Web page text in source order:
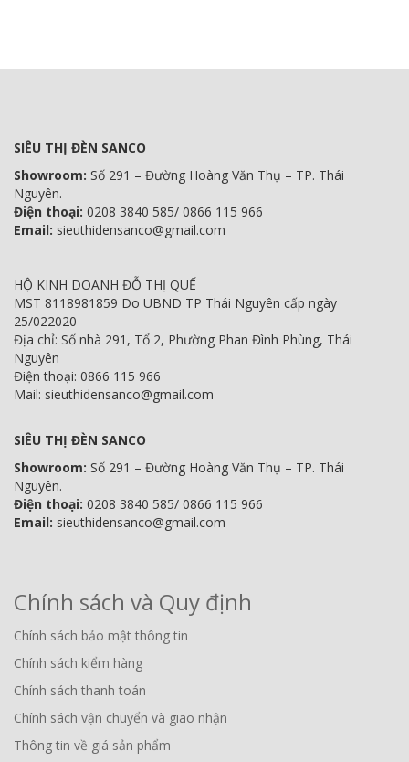
SIÊU THỊ ĐÈN SANCO
Showroom: Số 291 – Đường Hoàng Văn Thụ – TP. Thái
Nguyên.
Điện thoại: 0208 3840 585/ 0866 115 966
Email: sieuthidensanco@gmail.com
HỘ KINH DOANH ĐỖ THỊ QUẾ
MST 8118981859 Do UBND TP Thái Nguyên cấp ngày
25/022020
Địa chỉ: Số nhà 291, Tổ 2, Phường Phan Đình Phùng, Thái
Nguyên
Điện thoại: 0866 115 966
Mail: sieuthidensanco@gmail.com
SIÊU THỊ ĐÈN SANCO
Showroom: Số 291 – Đường Hoàng Văn Thụ – TP. Thái
Nguyên.
Điện thoại: 0208 3840 585/ 0866 115 966
Email: sieuthidensanco@gmail.com
Chính sách và Quy định
Chính sách bảo mật thông tin
Chính sách kiểm hàng
Chính sách thanh toán
Chính sách vận chuyển và giao nhận
Thông tin về giá sản phẩm